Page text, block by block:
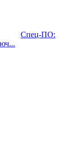
Спец-ПО: